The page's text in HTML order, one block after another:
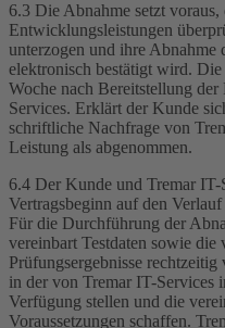
6.3 Die Abnahme setzt
Entwicklungsleistungen
unterzogen und ihre
elektronisch bestätigt wird. Die
Woche nach Bereitstellung
Services. Erklärt der Kunde
schriftliche Nachfrage von
Leistung als abgenommen.
6.4 Der Kunde und Tremar IT-
Vertragsbeginn auf den
Für die Durchführung der
vereinbart Testdaten sowie die
Prüfungsergebnisse
in der von Tremar IT-Services
Verfügung stellen und die
Voraussetzungen schaffen.